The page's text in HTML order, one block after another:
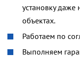
установку
объектах.
Работаем по
Выполняем